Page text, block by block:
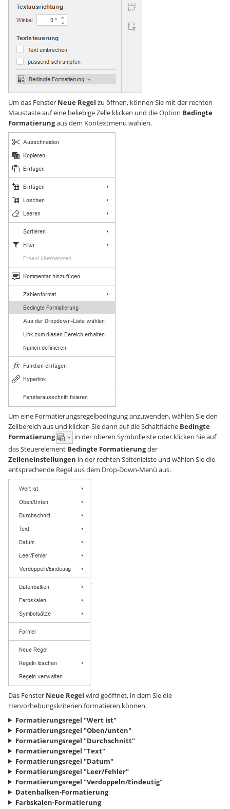
Um das Fenster Neue Regel zu öffnen, können Sie mit der rechten
Maustaste auf eine beliebige Zelle klicken und die Option Bedingte
Formatierungaus dem Kontextmenü wählen.
Um eine Formatierungsregelbedingung anzuwenden, wählen Sie den
Zellbereich aus und klicken Sie dann auf die Schaltfläche Bedingte
Formatierung
in der oberen Symbolleiste oder klicken Sie auf
das Steuerelement Bedingte Formatierungder
Zelleneinstellungen in der rechten Seitenleiste und wählen Sie die
entsprechende Regel aus dem Drop-Down-Menü aus.
.
Das Fenster Neue Regel wird geöffnet, in dem Sie die
Hervorhebungskriterien formatieren können.
Formatierungsregel "Wert ist"
Formatierungsregel "Oben/unten"
Formatierungsregel "Durchschnitt"
Formatierungsregel "Text"
Formatierungsregel "Datum"
Formatierungsregel "Leer/Fehler"
Formatierungsregel "Verdoppeln/Eindeutig"
Datenbalken-Formatierung
Farbskalen-Formatierung